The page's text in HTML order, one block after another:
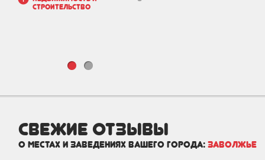
строительство
свежие отзывы
о местах и заведениях вашего города: Заволжье